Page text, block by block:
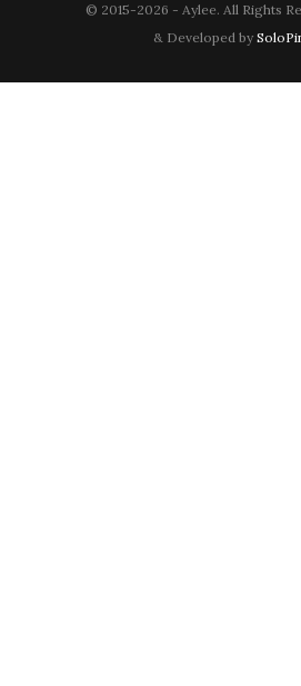
© 2015-2026 - Aylee. All Rights
& Developed by